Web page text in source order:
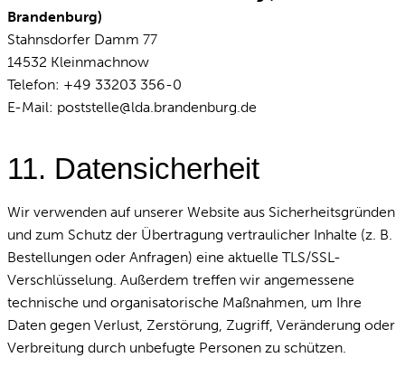
Brandenburg)
Stahnsdorfer Damm 77
14532 Kleinmachnow
Telefon: +49 33203 356-0
E-Mail: poststelle@lda.brandenburg.de
11. Datensicherheit
Wir verwenden auf unserer Website aus Sicherheitsgründen
und zum Schutz der Übertragung vertraulicher Inhalte (z. B.
Bestellungen oder Anfragen) eine aktuelle TLS/SSL-
Verschlüsselung. Außerdem treffen wir angemessene
technische und organisatorische Maßnahmen, um Ihre
Daten gegen Verlust, Zerstörung, Zugriff, Veränderung oder
Verbreitung durch unbefugte Personen zu schützen.